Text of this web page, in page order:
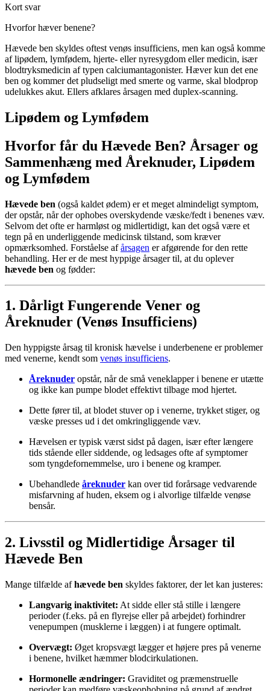
Kort svar
Hvorfor hæver benene?
Hævede ben skyldes oftest venøs insufficiens, men kan også komme
af lipødem, lymfødem, hjerte- eller nyresygdom eller medicin, især
blodtryksmedicin af typen calciumantagonister. Hæver kun det ene
ben og kommer det pludseligt med smerte og varme, skal blodprop
udelukkes akut. Ellers afklares årsagen med duplex-scanning.
Lipødem og Lymfødem
Hvorfor får du Hævede Ben? Årsager og
Sammenhæng med Åreknuder, Lipødem
og Lymfødem
Hævede ben (også kaldet ødem) er et meget almindeligt symptom,
der opstår, når der ophobes overskydende væske/fedt i benenes væv.
Selvom det ofte er harmløst og midlertidigt, kan det også være et
tegn på en underliggende medicinsk tilstand, som kræver
opmærksomhed. Forståelse afårsagen er afgørende for den rette
behandling. Her er de mest hyppige årsager til, at du oplever
hævede ben og fødder:
1. Dårligt Fungerende Vener og
Åreknuder (Venøs Insufficiens)
Den hyppigste årsag til kronisk hævelse i underbenene er problemer
med venerne, kendt som venøs insufficiens.
Åreknuder opstår, når de små veneklapper i benene er utætte
og ikke kan pumpe blodet effektivt tilbage mod hjertet.
Dette fører til, at blodet stuver op i venerne, trykket stiger, og
væske presses ud i det omkringliggende væv.
Hævelsen er typisk værst sidst på dagen, især efter længere
tids stående eller siddende, og ledsages ofte af symptomer
som tyngdefornemmelse, uro i benene og kramper.
Ubehandlede åreknuder kan over tid forårsage vedvarende
misfarvning af huden, eksem og i alvorlige tilfælde venøse
bensår.
2. Livsstil og Midlertidige Årsager til
Hævede Ben
Mange tilfælde afhævede ben skyldes faktorer, der let kan justeres:
Langvarig inaktivitet: At sidde eller stå stille i længere
perioder (f.eks. på en flyrejse eller på arbejdet) forhindrer
venepumpen (musklerne i læggen) i at fungere optimalt.
Overvægt: Øget kropsvægt lægger et højere pres på venerne
i benene, hvilket hæmmer blodcirkulationen.
Hormonelle ændringer: Graviditet og præmenstruelle